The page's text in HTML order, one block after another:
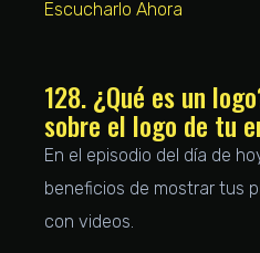
Escucharlo Ahora
128. ¿Qué es un
sobre el logo de tu
En el episodio del día de
beneficios de mostrar tus
con videos.